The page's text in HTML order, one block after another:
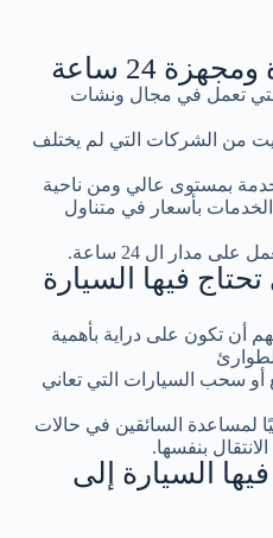
24 ساعة
تعمل في مجال ونشات
من الشركات التي لم يختلف
بمستوى عالي ومن ناحية
بأسعار في متناول
مدار ال 24 ساعة.
فيها السيارة
أن تكون على دراية بأهمية
سحب السيارات التي تعاني
لمساعدة السائقين في حالات
بنفسها.
السيارة إلى